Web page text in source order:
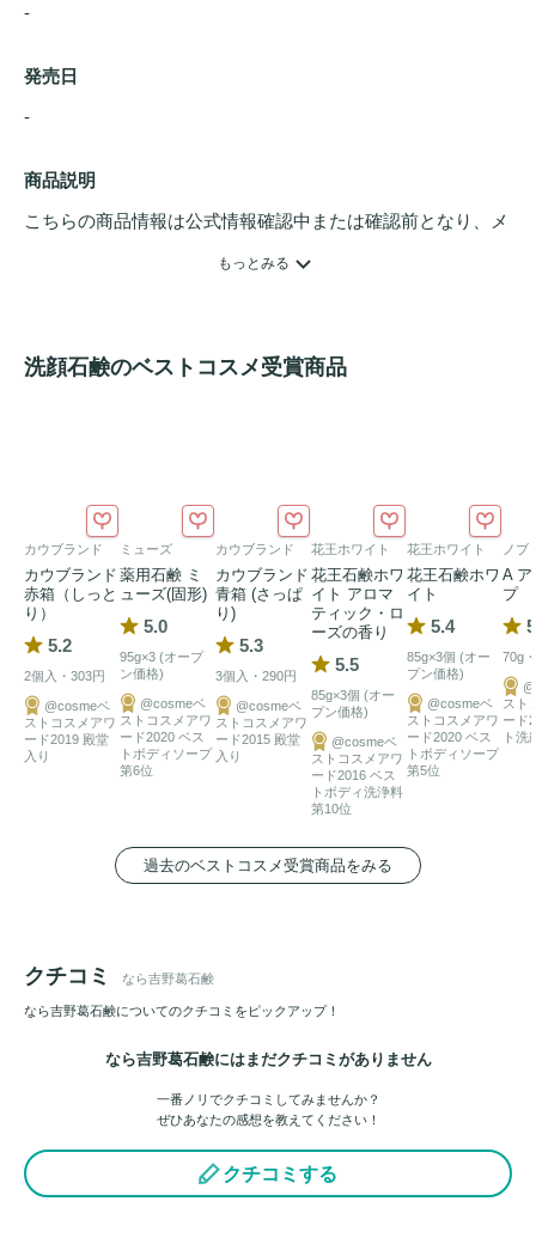
-
発売日
-
商品説明
こちらの商品情報は公式情報確認中または確認前となり、メ
もっとみる
洗顔石鹸のベストコスメ受賞商品
カウブランド
カウブランド
赤箱（しっと
り）
5.2
2個入・303円
@cosmeベ
ストコスメアワ
ード2019 殿堂
入り
ミューズ
薬用石鹸 ミ
ューズ(固形)
5.0
95g×3 (オープ
ン価格)
@cosmeベ
ストコスメアワ
ード2020 ベス
トボディソープ
第6位
カウブランド
カウブランド
青箱 (さっぱ
り)
5.3
3個入・290円
@cosmeベ
ストコスメアワ
ード2015 殿堂
入り
花王ホワイト
花王石鹸ホワ
イト アロマ
ティック・ロ
ーズの香り
5.5
85g×3個 (オー
プン価格)
@cosmeベ
ストコスメアワ
ード2016 ベス
トボディ洗浄料
第10位
花王ホワイト
花王石鹸ホワ
イト
5.4
85g×3個 (オー
プン価格)
@cosmeベ
ストコスメアワ
ード2020 ベス
トボディソープ
第5位
ノブ
A ア
プ
70g
スト
ード
ト洗
過去のベストコスメ受賞商品をみる
クチコミ なら吉野葛石鹸
なら吉野葛石鹸についてのクチコミをピックアップ！
なら吉野葛石鹸にはまだクチコミがありません
一番ノリでクチコミしてみませんか？
ぜひあなたの感想を教えてください！
クチコミする